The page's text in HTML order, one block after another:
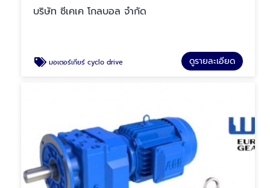
บริษัท ซีเคเค โกลบอล จำกัด
มอเตอร์เกียร์ cyclo drive ดูรายละเอียด